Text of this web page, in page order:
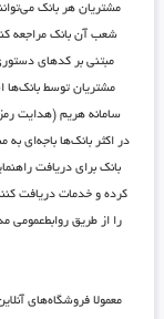
مشتریان هر بانک
شعب آن بانک مراجعه
مشتریان توسط بانک‌ها
سامانه هریم (هدایت
در اکثر بانک‌ها باجه‌ای
بانک برای دریافت
کرده و خدمات دریافت
را از طریق روابط‌عمومی
معمولا فروشگاه‌های